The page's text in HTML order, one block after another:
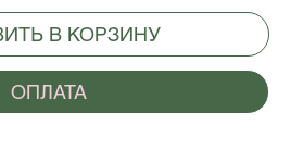
В КОРЗИНУ
ОПЛАТА